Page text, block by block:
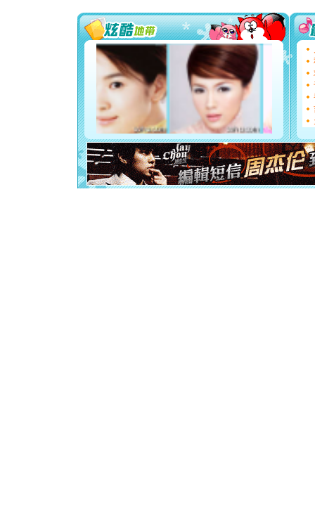
要平安！
[圣诞节]
能正大
都要快乐
[圣诞节]
如意,快
[元旦]
看
断电。
你是我
[元旦]
如
起；二
离。水晶
[元旦]当
泣，这痛
卖了。水